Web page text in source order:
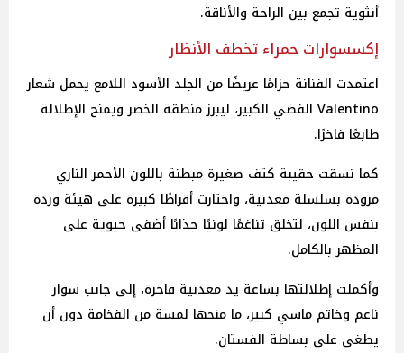
أنثوية تجمع بين الراحة والأناقة.
إكسسوارات حمراء تخطف الأنظار
اعتمدت الفنانة حزامًا عريضًا من الجلد الأسود اللامع يحمل شعار
Valentino الفضي الكبير، ليبرز منطقة الخصر ويمنح الإطلالة
طابعًا فاخرًا.
كما نسقت حقيبة كتف صغيرة مبطنة باللون الأحمر الناري
مزودة بسلسلة معدنية، واختارت أقراطًا كبيرة على هيئة وردة
بنفس اللون، لتخلق تناغمًا لونيًا جذابًا أضفى حيوية على
المظهر بالكامل.
وأكملت إطلالتها بساعة يد معدنية فاخرة، إلى جانب سوار
ناعم وخاتم ماسي كبير، ما منحها لمسة من الفخامة دون أن
يطغى على بساطة الفستان.